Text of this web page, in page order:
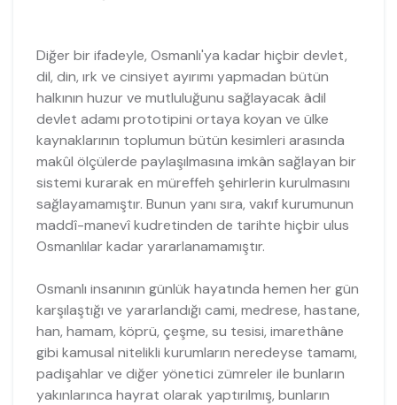
Diğer bir ifadeyle, Osmanlı'ya kadar hiçbir devlet,
dil, din, ırk ve cinsiyet ayırımı yapmadan bütün
halkının huzur ve mutluluğunu sağlayacak âdil
devlet adamı prototipini ortaya koyan ve ülke
kaynaklarının toplumun bütün kesimleri arasında
makûl ölçülerde paylaşılmasına imkân sağlayan bir
sistemi kurarak en müreffeh şehirlerin kurulmasını
sağlayamamıştır. Bunun yanı sıra, vakıf kurumunun
maddî-manevî kudretinden de tarihte hiçbir ulus
Osmanlılar kadar yararlanamamıştır.
Osmanlı insanının günlük hayatında hemen her gün
karşılaştığı ve yararlandığı cami, medrese, hastane,
han, hamam, köprü, çeşme, su tesisi, imarethâne
gibi kamusal nitelikli kurumların neredeyse tamamı,
padişahlar ve diğer yönetici zümreler ile bunların
yakınlarınca hayrat olarak yaptırılmış, bunların